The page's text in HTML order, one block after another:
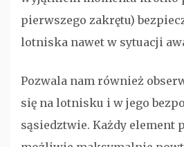
pierwszego zakrętu)
lotniska nawet w sytuacji
Pozwala nam również
się na lotnisku i w jego
sąsiedztwie. Każdy element